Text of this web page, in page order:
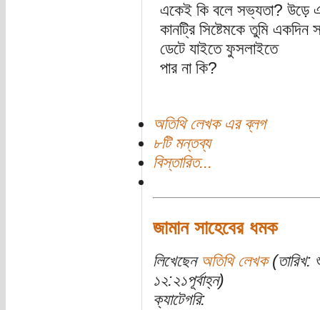
একেই কি বলে সভ্যতা? উড়ে
কানট্রি সিষ্টেমকে তুমি একদিন
ডেটে যাইতে ফুসলাইতে
পার না কি?
অতিথি লেখক এর ব্লগ
৮টি মন্তব্য
বিস্তারিত...
জামান সাহেবের ধমক
লিখেছেন অতিথি লেখক(তারিখ:
১২:২১পূর্বাহ্ন)
ক্যাটেগরি: